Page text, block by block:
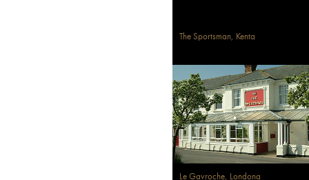
The Sportsman, Kenta
Le Gavroche, Londona